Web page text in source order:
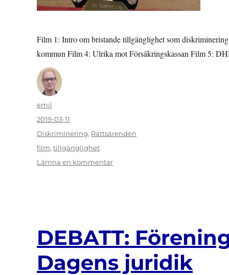
Film 1: Intro om bristande tillgänglighet som
kommun Film 4: Ulrika mot Försäkringskassan Film 5:
Författare
emil
Publicerat
den
2019-03-11
Kategorier
Diskriminering, Rättsärenden
Etiketter
film, tillgänglighet
Lämna en kommentartill
diskrimineringsformen
bristande
tillgänglighet
DEBATT:
Dagens juridik